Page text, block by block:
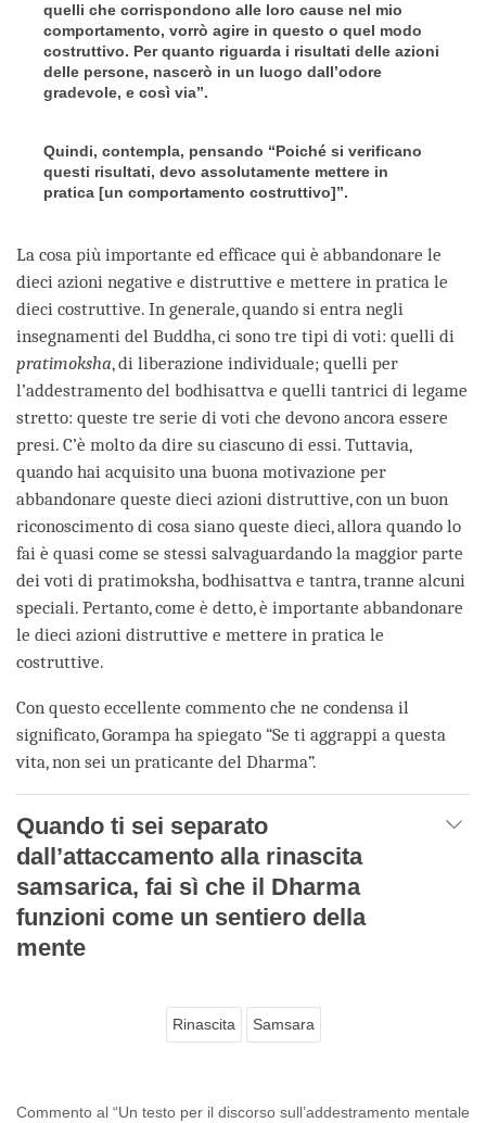
quelli che corrispondono alle loro cause nel mio
comportamento, vorrò agire in questo o quel modo
costruttivo. Per quanto riguarda i risultati delle azioni
delle persone, nascerò in un luogo dall’odore
gradevole, e così via”.
Quindi, contempla, pensando “Poiché si verificano
questi risultati, devo assolutamente mettere in
pratica [un comportamento costruttivo]”.
La cosa più importante ed efficace qui è abbandonare le
dieci azioni negative e distruttive e mettere in pratica le
dieci costruttive. In generale, quando si entra negli
insegnamenti del Buddha, ci sono tre tipi di voti: quelli di
pratimoksha, di liberazione individuale; quelli per
l’addestramento del bodhisattva e quelli tantrici di legame
stretto: queste tre serie di voti che devono ancora essere
presi. C’è molto da dire su ciascuno di essi. Tuttavia,
quando hai acquisito una buona motivazione per
abbandonare queste dieci azioni distruttive, con un buon
riconoscimento di cosa siano queste dieci, allora quando lo
fai è quasi come se stessi salvaguardando la maggior parte
dei voti di pratimoksha, bodhisattva e tantra, tranne alcuni
speciali. Pertanto, come è detto, è importante abbandonare
le dieci azioni distruttive e mettere in pratica le
costruttive.
Con questo eccellente commento che ne condensa il
significato, Gorampa ha spiegato “Se ti aggrappi a questa
vita, non sei un praticante del Dharma”.
Quando ti sei separato
dall’attaccamento alla rinascita
samsarica, fai sì che il Dharma
funzioni come un sentiero della
mente
Rinascita Samsara
Commento al “Un testo per il discorso sull’addestramento mentale